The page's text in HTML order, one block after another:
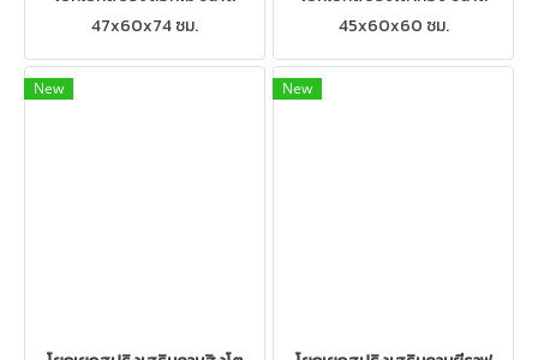
47x60x74 ซม.
45x60x60 ซม.
New New